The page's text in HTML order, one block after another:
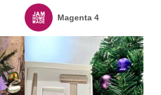
Magenta 4